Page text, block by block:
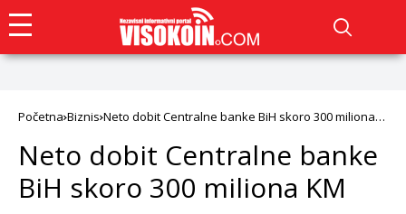
Početna Biznis Neto dobit Centralne banke BiH skoro 300 miliona
Neto dobit Centralne banke
BiH skoro 300 miliona KM